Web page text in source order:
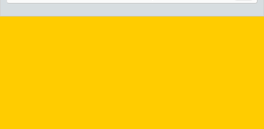
Community platform by XenForo® © 2010-2026 XenForo Ltd.